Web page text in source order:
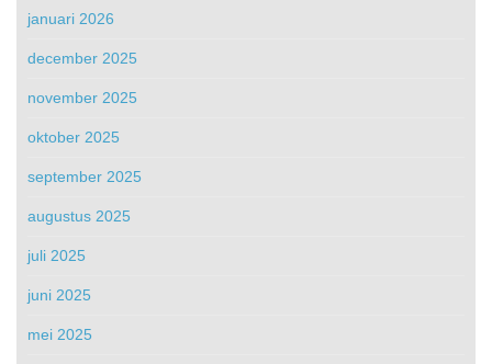
januari 2026
december 2025
november 2025
oktober 2025
september 2025
augustus 2025
juli 2025
juni 2025
mei 2025